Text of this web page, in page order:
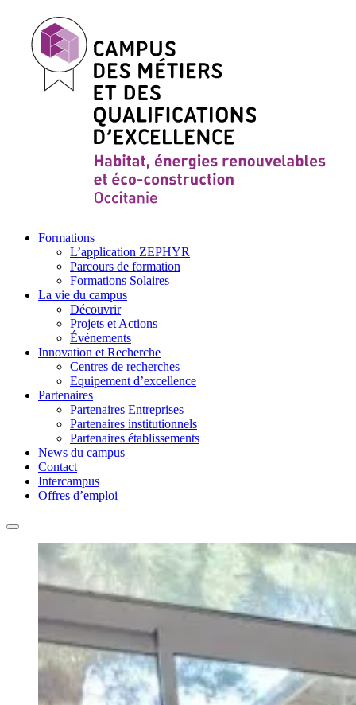
Formations
L’application ZEPHYR
Parcours de formation
Formations Solaires
La vie du campus
Découvrir
Projets et Actions
Événements
Innovation et Recherche
Centres de recherches
Equipement d’excellence
Partenaires
Partenaires Entreprises
Partenaires institutionnels
Partenaires établissements
News du campus
Contact
Intercampus
Offres d’emploi